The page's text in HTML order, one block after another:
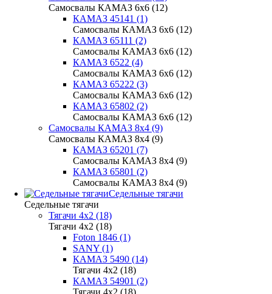
Самосвалы КАМАЗ 6х6 (12)
КАМАЗ 45141 (1)
Самосвалы КАМАЗ 6х6 (12)
КАМАЗ 65111 (2)
Самосвалы КАМАЗ 6х6 (12)
КАМАЗ 6522 (4)
Самосвалы КАМАЗ 6х6 (12)
КАМАЗ 65222 (3)
Самосвалы КАМАЗ 6х6 (12)
КАМАЗ 65802 (2)
Самосвалы КАМАЗ 6х6 (12)
Самосвалы КАМАЗ 8х4 (9)
Самосвалы КАМАЗ 8х4 (9)
КАМАЗ 65201 (7)
Самосвалы КАМАЗ 8х4 (9)
КАМАЗ 65801 (2)
Самосвалы КАМАЗ 8х4 (9)
Седельные тягачи
Седельные тягачи
Тягачи 4x2 (18)
Тягачи 4x2 (18)
Foton 1846 (1)
SANY (1)
КАМАЗ 5490 (14)
Тягачи 4x2 (18)
КАМАЗ 54901 (2)
Тягачи 4x2 (18)